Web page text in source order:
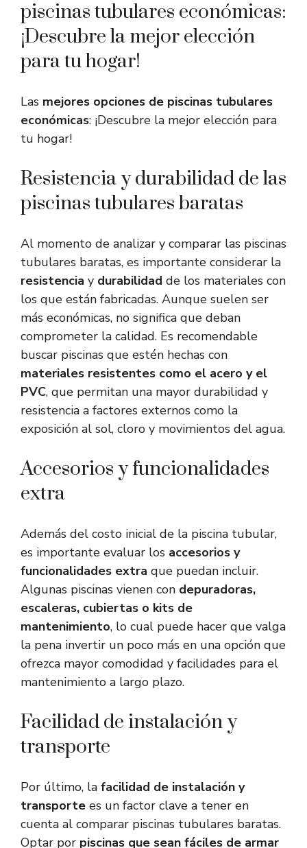
piscinas tubulares económicas:
¡Descubre la mejor elección
para tu hogar!
Las mejores opciones de piscinas tubulares
económicas: ¡Descubre la mejor elección para
tu hogar!
Resistencia y durabilidad de las
piscinas tubulares baratas
Al momento de analizar y comparar las piscinas
tubulares baratas, es importante considerar la
resistencia y durabilidad de los materiales con
los que están fabricadas. Aunque suelen ser
más económicas, no significa que deban
comprometer la calidad. Es recomendable
buscar piscinas que estén hechas con
materiales resistentes como el acero y el
PVC, que permitan una mayor durabilidad y
resistencia a factores externos como la
exposición al sol, cloro y movimientos del agua.
Accesorios y funcionalidades
extra
Además del costo inicial de la piscina tubular,
es importante evaluar los accesorios y
funcionalidades extra que puedan incluir.
Algunas piscinas vienen con depuradoras,
escaleras, cubiertas o kits de
mantenimiento, lo cual puede hacer que valga
la pena invertir un poco más en una opción que
ofrezca mayor comodidad y facilidades para el
mantenimiento a largo plazo.
Facilidad de instalación y
transporte
Por último, la facilidad de instalación y
transporte es un factor clave a tener en
cuenta al comparar piscinas tubulares baratas.
Optar por piscinas que sean fáciles de armar